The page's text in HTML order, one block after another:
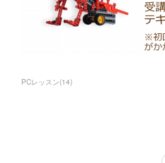
PCレッスン(14)